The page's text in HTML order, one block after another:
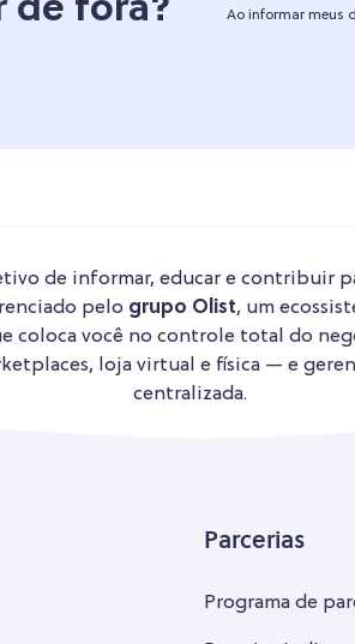
de fora?
Ao informar meus
de informar, educar e contribuir
pelo grupo Olist, um
coloca você no controle total do
loja virtual e física — e
centralizada.
Parcerias
Programa de